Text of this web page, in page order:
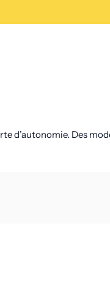
d’autonomie. Des